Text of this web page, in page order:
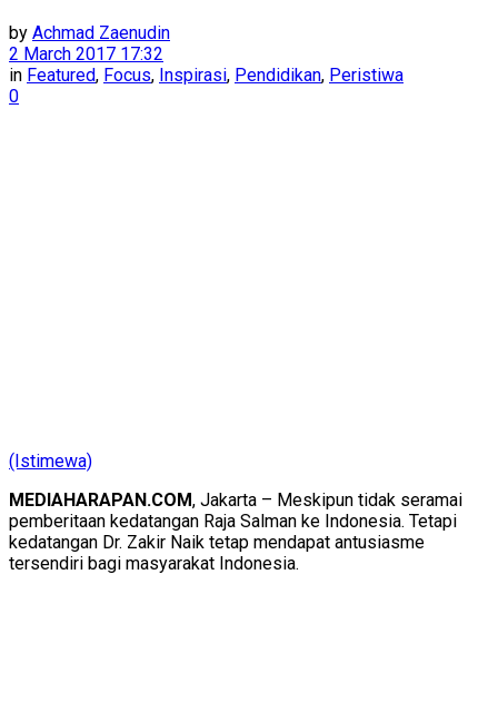
by Achmad Zaenudin
2 March 2017 17:32
in Featured, Focus, Inspirasi, Pendidikan, Peristiwa
0
(Istimewa)
MEDIAHARAPAN.COM, Jakarta – Meskipun tidak seramai
pemberitaan kedatangan Raja Salman ke Indonesia. Tetapi
kedatangan Dr. Zakir Naik tetap mendapat antusiasme
tersendiri bagi masyarakat Indonesia.